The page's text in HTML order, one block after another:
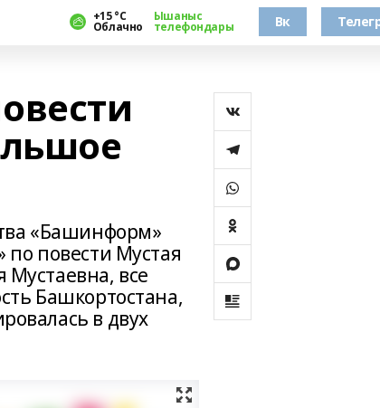
+15 °С
Облачно
Ышаныс
телефондары Вк
«Башинформ»
по повести Мустая
все
Башкортостана,
в двух